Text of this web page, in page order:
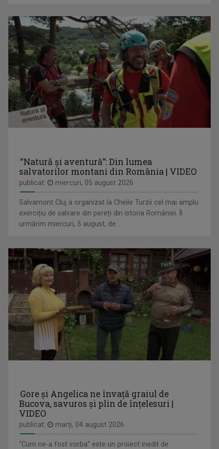
VINE CLUJU' PE LA NOI
Duminică, ora 13.30
RAFINAMENT PLUS
MARGA ANDREESCU
A început să lucreze la TVR Iaşi în 1998 în ...
DAN TROFIN
Din 1993, la TVR Iaşi lucrează ca ...
LUIZA PARASCHIVU
Absoleventă a Facultății de Jurnalism din ...
“Natură și aventură”: Din lumea
salvatorilor montani din România | VIDEO
publicat: miercuri, 05 august 2026
Salvamont Cluj a organizat la Cheile Turzii cel mai amplu
exercițiu de salvare din pereți din istoria României. Îl
urmărim miercuri, 5 august, de ...
Gore și Angelica ne învață graiul de
Bucova, savuros și plin de înțelesuri |
VIDEO
publicat: marţi, 04 august 2026
“Cum ne-a fost vorba” este un proiect inedit de